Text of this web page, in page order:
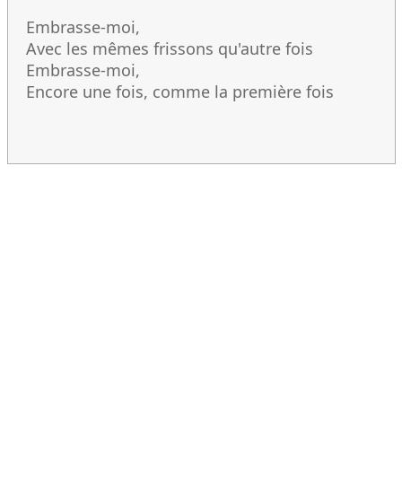
Embrasse-moi,
Avec les mêmes frissons qu'autre fois
Embrasse-moi,
Encore une fois, comme la première fois